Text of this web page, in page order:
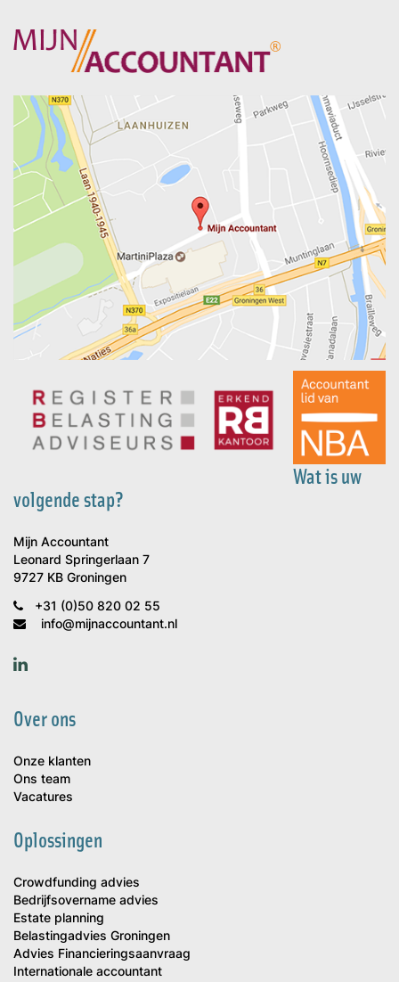
Wat is uw
volgende stap?
Mijn Accountant
Leonard Springerlaan 7
9727 KB Groningen
+31 (0)50 820 02 55
info@mijnaccountant.nl
Over ons
Onze klanten
Ons team
Vacatures
Oplossingen
Crowdfunding advies
Bedrijfsovername advies
Estate planning
Belastingadvies Groningen
Advies Financieringsaanvraag
Internationale accountant